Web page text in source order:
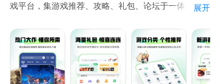
戏平台，集游戏推荐、攻略、礼包、论坛于一体。
展示个人风采等诸多特点，您可随时随地一键安装，十
万海量游戏经由资深玩家强力推荐、精彩的游戏视频解
说、高玩的游戏攻略评测，人气爆棚的游戏社区，让玩
家畅游其中，百玩不厌！
展开